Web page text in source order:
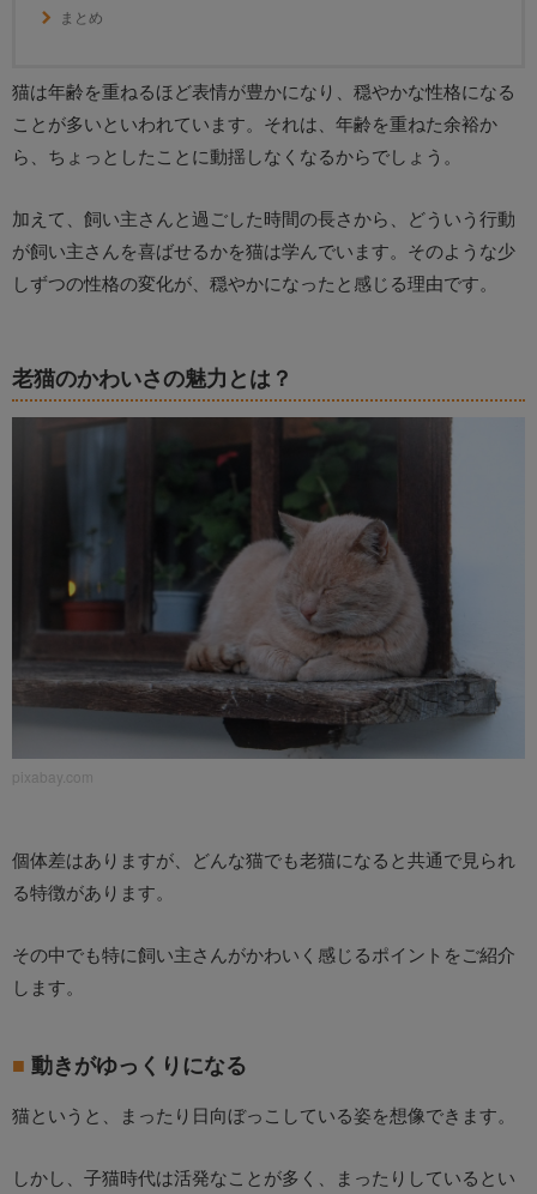
まとめ
猫は年齢を重ねるほど表情が豊かになり、穏やかな性格になる
ことが多いといわれています。それは、年齢を重ねた余裕か
ら、ちょっとしたことに動揺しなくなるからでしょう。
加えて、飼い主さんと過ごした時間の長さから、どういう行動
が飼い主さんを喜ばせるかを猫は学んでいます。そのような少
しずつの性格の変化が、穏やかになったと感じる理由です。
老猫のかわいさの魅力とは？
pixabay.com
個体差はありますが、どんな猫でも老猫になると共通で見られ
る特徴があります。
その中でも特に飼い主さんがかわいく感じるポイントをご紹介
します。
動きがゆっくりになる
猫というと、まったり日向ぼっこしている姿を想像できます。
しかし、子猫時代は活発なことが多く、まったりしているとい